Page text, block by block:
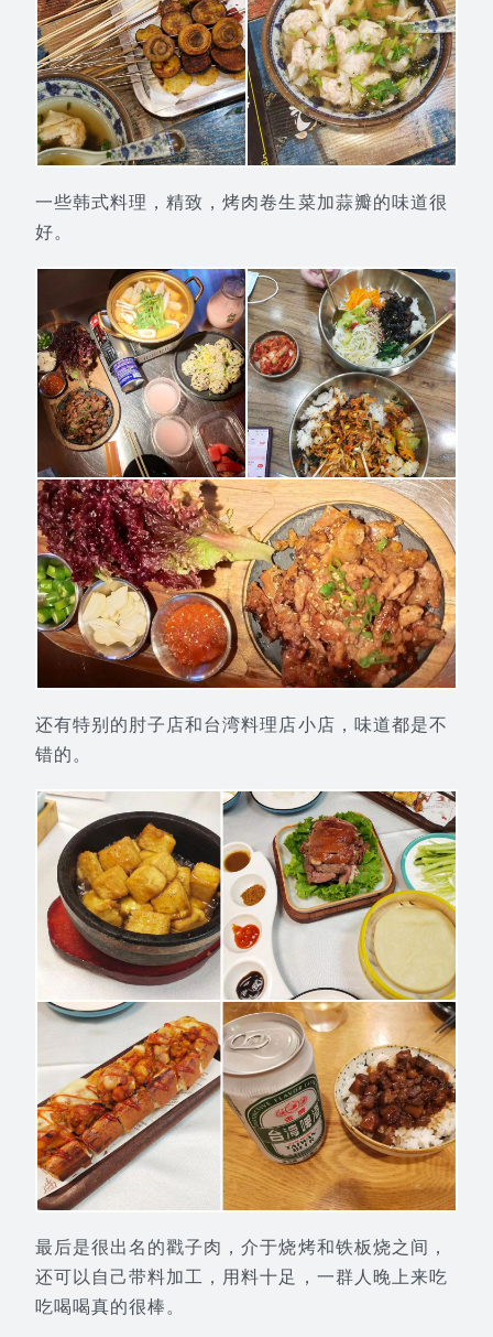
一些韩式料理，精致，烤肉卷生菜加蒜瓣的味道很
好。
还有特别的肘子店和台湾料理店小店，味道都是不
错的。
最后是很出名的戳子肉，介于烧烤和铁板烧之间，
还可以自己带料加工，用料十足，一群人晚上来吃
吃喝喝真的很棒。